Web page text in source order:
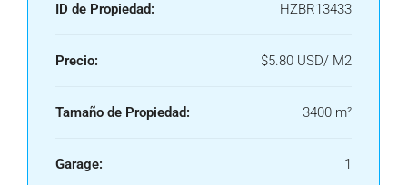
ID de Propiedad: HZBR13433
Precio: $5.80 USD/ M2
Tamaño de Propiedad: 3400 m²
Garage: 1